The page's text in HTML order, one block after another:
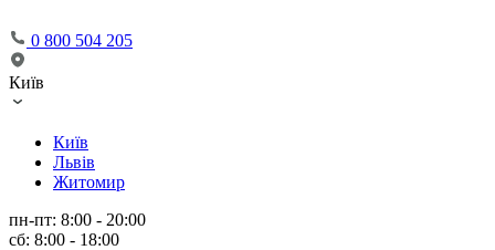
0 800 504 205
Київ
Київ
Львів
Житомир
пн-пт: 8:00 - 20:00
сб: 8:00 - 18:00